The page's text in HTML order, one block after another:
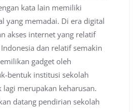
kata lain memiliki
yang memadai. Di era digital
akses internet yang relatif
dan relatif semakin
gadget oleh
bentuk institusi sekolah
merupakan keharusan.
datang pendirian sekolah